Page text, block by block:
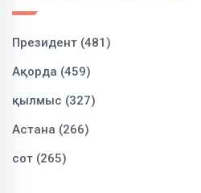
Президент (481)
Ақорда (459)
қылмыс (327)
Астана (266)
сот (265)